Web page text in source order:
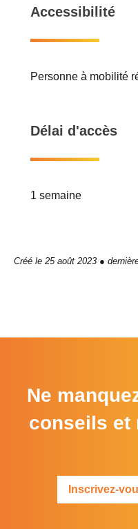
Accessibilité
Personne à mobilité
Délai d'accès
1 semaine
Créé le 25 août 2023 ●
Ne
conseils et
Inscrivez-